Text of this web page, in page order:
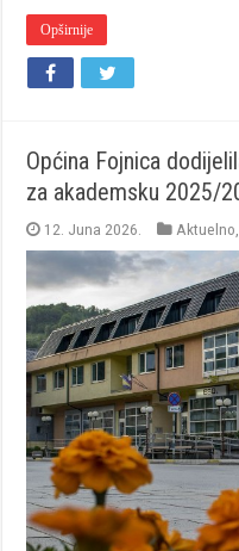
Opširnije
Općina Fojnica
za akademsku 2025/
12. Juna 2026. Aktuelno